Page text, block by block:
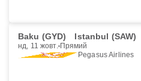
Baku (GYD) Istanbul (SAW)
нд, 11 жовт. Прямий
Pegasus Airlines